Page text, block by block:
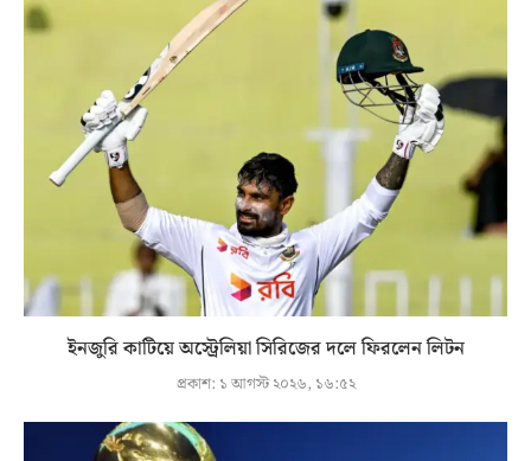
ইনজুরি কাটিয়ে অস্ট্রেলিয়া সিরিজের দলে ফিরলেন লিটন
প্রকাশ: ১ আগস্ট ২০২৬, ১৬:৫২